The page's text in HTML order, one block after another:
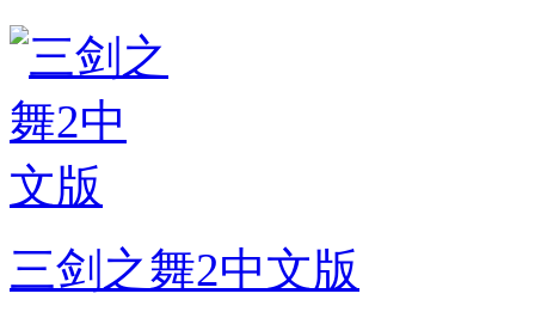
三剑之舞2中文版